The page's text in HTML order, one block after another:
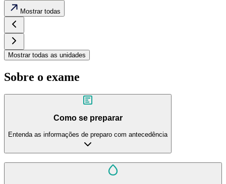
Mostrar todas
Mostrar todas as unidades
Sobre o exame
Como se preparar
Entenda as informações de preparo com antecedência